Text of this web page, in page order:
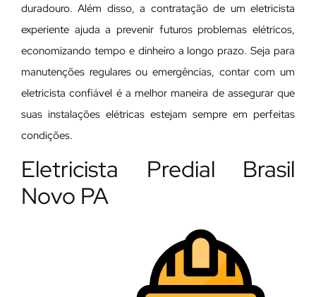
duradouro. Além disso, a contratação de um eletricista
experiente ajuda a prevenir futuros problemas elétricos,
economizando tempo e dinheiro a longo prazo. Seja para
manutenções regulares ou emergências, contar com um
eletricista confiável é a melhor maneira de assegurar que
suas instalações elétricas estejam sempre em perfeitas
condições.
Eletricista Predial Brasil
Novo PA